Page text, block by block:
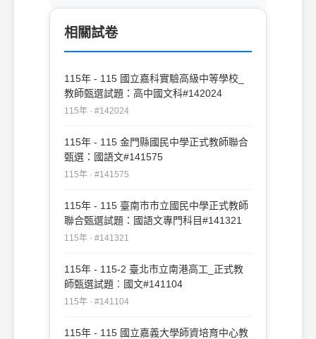
相關試卷
115年 - 115 國立嘉科實驗高級中等學校_
教師甄選試題：高中國文科#142024
115年 · #142024
115年 - 115 金門縣國民中學正式教師聯合
甄選：國語文#141575
115年 · #141575
115年 - 115 臺南市市立國民中學正式教師
聯合甄選試題：國語文專門科目#141321
115年 · #141321
115年 - 115-2 臺北市立南港高工_正式教
師甄選試題︰國文#141104
115年 · #141104
115年 - 115 國立嘉義大學師資培育中心教